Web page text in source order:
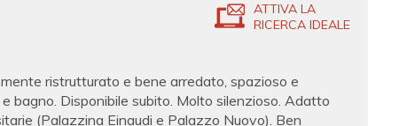
ATTIVA LA
RICERCA IDEALE
ristrutturato e bene arredato, spazioso e
bagno. Disponibile subito. Molto silenzioso. Adatto
(Palazzina Einaudi e Palazzo Nuovo). Ben